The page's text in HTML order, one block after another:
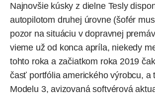
Najnovšie kúsky z dielne Tesly
autopilotom druhej úrovne (šofér
pozor na situáciu v dopravnej
vieme už od konca apríla, niekedy
tohto roka a začiatkom roka 2019
časť portfólia amerického výrobcu, a
Modelu 3, avizovaná softvérová